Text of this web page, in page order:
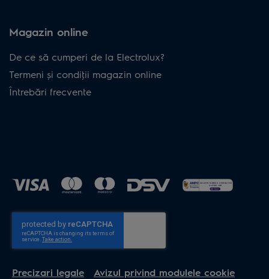
Magazin online
De ce să cumperi de la Electrolux?
Termeni și condiţii magazin online
Întrebări frecvente
Precizari legale Avizul privind modulele cookie